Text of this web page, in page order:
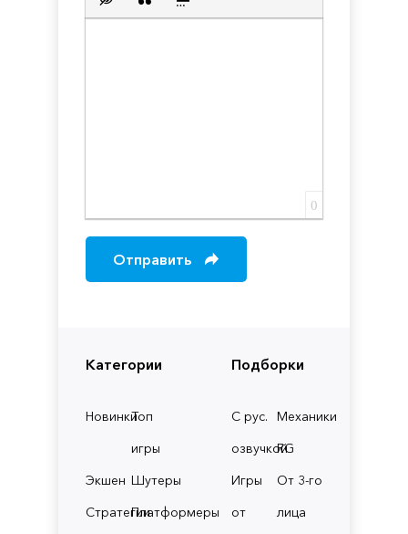
Категории
НовинкиТоп
игры
Экшен Шутеры
СтратегииПлатформеры
Подборки
С рус.
озвучкой
Механики
RG
Игры
от
От 3-го
лица
Вставка скрытого текста
Вставка цитаты
Вставка спойлера
0
Отправить